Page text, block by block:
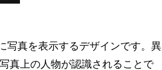
写真を表示するデザインです。異
真上の人物が認識されることで